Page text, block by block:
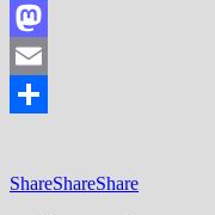
Facebook
Mastodon
Email
ShareShareShare